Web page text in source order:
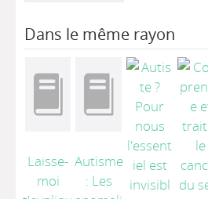
Dans le même rayon
Laisse-
moi
Autisme
: Les